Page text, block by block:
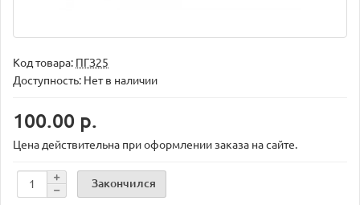
Код товара: ПГЗ25
Доступность: Нет в наличии
100.00 р.
Цена действительна при оформлении заказа на сайте.
Закончился